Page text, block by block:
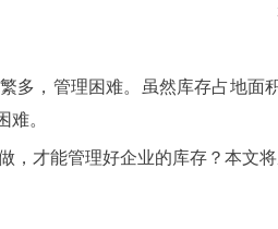
多，管理困难。虽然库存占地
难。
，才能管理好企业的库存？本文将